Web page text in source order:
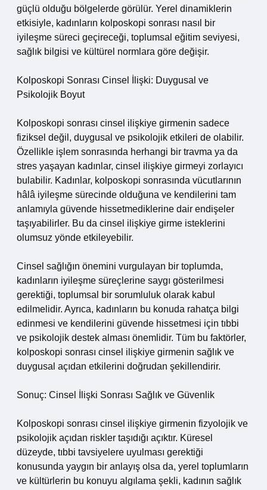
güçlü olduğu bölgelerde görülür. Yerel dinamiklerin
etkisiyle, kadınların kolposkopi sonrası nasıl bir
iyileşme süreci geçireceği, toplumsal eğitim seviyesi,
sağlık bilgisi ve kültürel normlara göre değişir.
Kolposkopi Sonrası Cinsel İlişki: Duygusal ve
Psikolojik Boyut
Kolposkopi sonrası cinsel ilişkiye girmenin sadece
fiziksel değil, duygusal ve psikolojik etkileri de olabilir.
Özellikle işlem sonrasında herhangi bir travma ya da
stres yaşayan kadınlar, cinsel ilişkiye girmeyi zorlayıcı
bulabilir. Kadınlar, kolposkopi sonrasında vücutlarının
hâlâ iyileşme sürecinde olduğuna ve kendilerini tam
anlamıyla güvende hissetmediklerine dair endişeler
taşıyabilirler. Bu da cinsel ilişkiye girme isteklerini
olumsuz yönde etkileyebilir.
Cinsel sağlığın önemini vurgulayan bir toplumda,
kadınların iyileşme süreçlerine saygı gösterilmesi
gerektiği, toplumsal bir sorumluluk olarak kabul
edilmelidir. Ayrıca, kadınların bu konuda rahatça bilgi
edinmesi ve kendilerini güvende hissetmesi için tıbbi
ve psikolojik destek alması önemlidir. Tüm bu faktörler,
kolposkopi sonrası cinsel ilişkiye girmenin sağlık ve
duygusal açıdan etkilerini doğrudan şekillendirir.
Sonuç: Cinsel İlişki Sonrası Sağlık ve Güvenlik
Kolposkopi sonrası cinsel ilişkiye girmenin fizyolojik ve
psikolojik açıdan riskler taşıdığı açıktır. Küresel
düzeyde, tıbbi tavsiyelere uyulması gerektiği
konusunda yaygın bir anlayış olsa da, yerel toplumların
ve kültürlerin bu konuyu algılama şekli, kadının sağlık